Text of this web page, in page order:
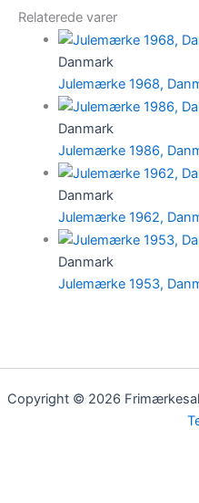
Relaterede varer
Danmark
Julemærke 1968,
Danmark
Julemærke 1986,
Danmark
Julemærke 1962,
Danmark
Julemærke 1953,
Copyright © 2026